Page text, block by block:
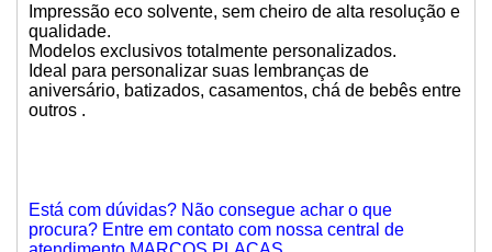
Impressão eco solvente, sem cheiro de alta resolução e
qualidade.
Modelos exclusivos totalmente personalizados.
Ideal para personalizar suas lembranças de
aniversário, batizados, casamentos, chá de bebês entre
outros .
Está com dúvidas? Não consegue achar o que
procura? Entre em contato com nossa central de